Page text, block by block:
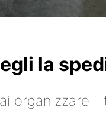
la
organizzare